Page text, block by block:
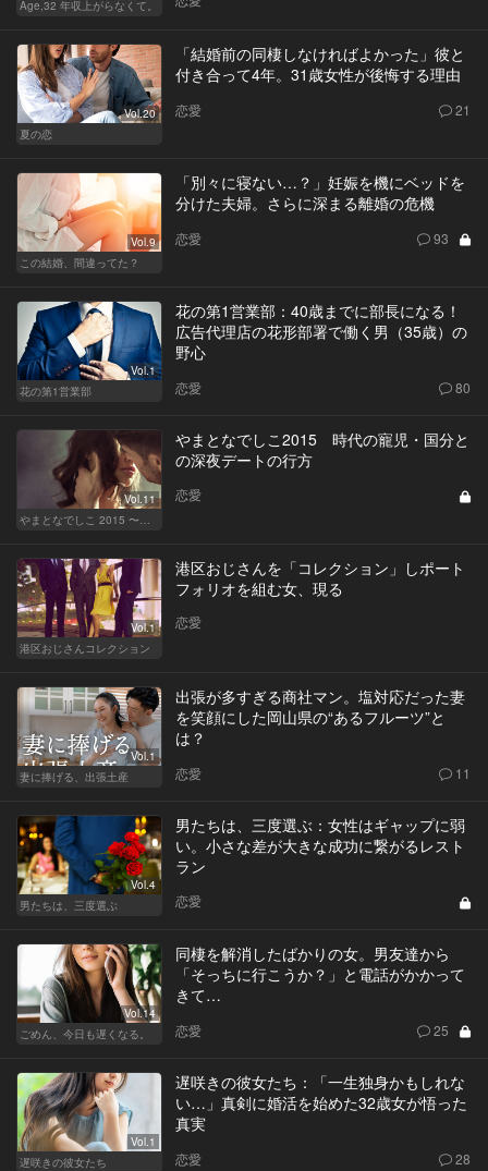
Age,32 年収上がらなくて。
Vol.20
夏の恋
「結婚前の同棲しなければよかった」彼と
付き合って4年。31歳女性が後悔する理由
恋愛 21
Vol.9
この結婚、間違ってた？
「別々に寝ない…？」妊娠を機にベッドを
分けた夫婦。さらに深まる離婚の危機
恋愛 93
Vol.1
花の第1営業部
花の第1営業部：40歳までに部長になる！
広告代理店の花形部署で働く男（35歳）の
野心
恋愛 80
Vol.11
やまとなでしこ2015 時代の寵児・国分と
の深夜デートの行方
恋愛
Vol.1
港区おじさんコレクション
港区おじさんを「コレクション」しポート
フォリオを組む女、現る
恋愛
Vol.1
妻に捧げる、出張土産
出張が多すぎる商社マン。塩対応だった妻
を笑顔にした岡山県の“あるフルーツ”と
は？
恋愛 11
Vol.4
男たちは、三度選ぶ
男たちは、三度選ぶ：女性はギャップに弱
い。小さな差が大きな成功に繋がるレスト
ラン
恋愛
Vol.14
ごめん、今日も遅くなる。
同棲を解消したばかりの女。男友達から
「そっちに行こうか？」と電話がかかって
きて…
恋愛 25
Vol.1
遅咲きの彼女たち
遅咲きの彼女たち：「一生独身かもしれな
い…」真剣に婚活を始めた32歳女が悟った
真実
恋愛 28